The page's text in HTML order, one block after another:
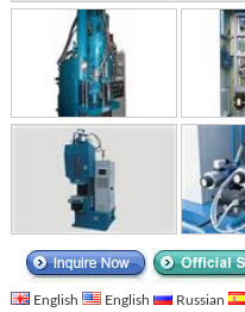
English English Russian